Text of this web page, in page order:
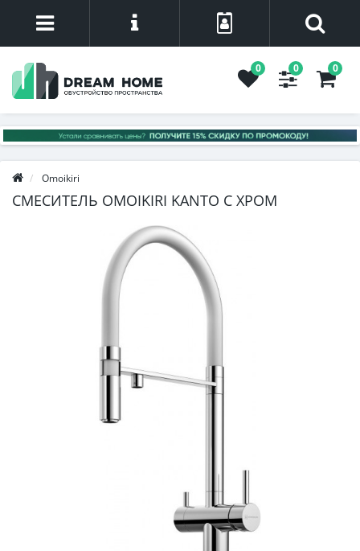
0 0 0
Omoikiri
СМЕСИТЕЛЬ OMOIKIRI KANTO C ХРОМ